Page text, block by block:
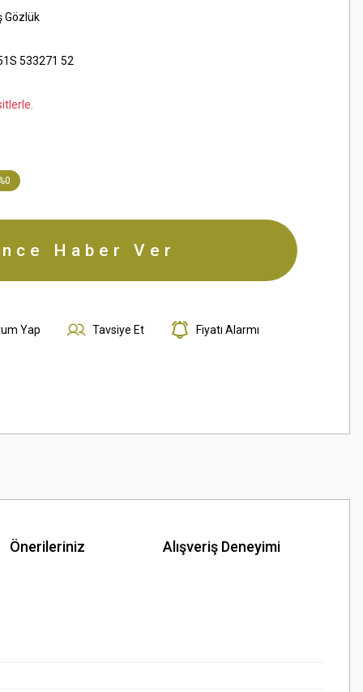
Gözlük
533271 52
Haber Ver
Yap Tavsiye Et Fiyatı Alarmı
Önerileriniz Alışveriş Deneyimi